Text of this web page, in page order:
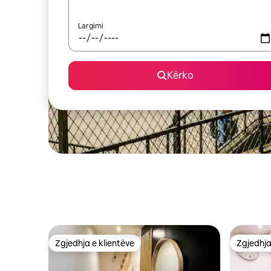
Largimi
Kërko
Zgjedhja e klientëve
Zgjedhja e klientëve